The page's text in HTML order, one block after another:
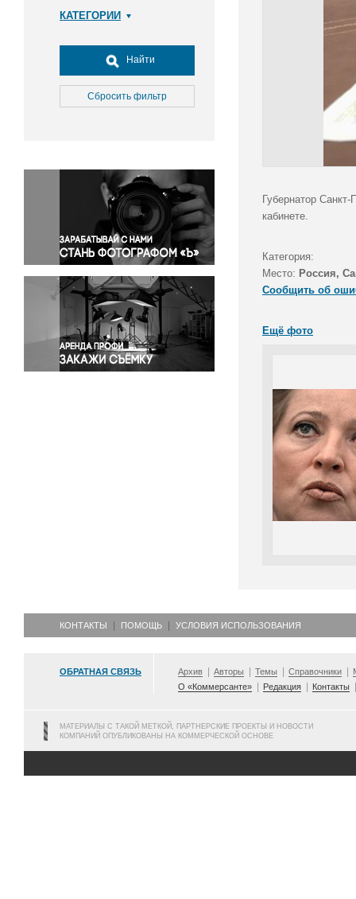
КАТЕГОРИИ
Досуг, туризм и отдых
Культура
Медицина
Окружающая среда
Политика
Правосудие
Происшествия и конфликты
Религия
Светская жизнь
Спорт
Экология
Экономика и бизнес
Найти
Сбросить фильтр
Губернатор
кабинете.
Категория:
Место: Россия,
Сообщить об
Ещё фото
КОНТАКТЫ ПОМОЩЬ УСЛОВИЯ ИСПОЛЬЗОВАНИЯ
ОБРАТНАЯ СВЯЗЬ Архив Авторы Темы Справочники
О «Коммерсанте»
Редакция Контакты
МАТЕРИАЛЫ С ТАКОЙ МЕТКОЙ, ПАРТНЕРСКИЕ ПРОЕКТЫ И НОВОСТИ
КОМПАНИЙ ОПУБЛИКОВАНЫ НА КОММЕРЧЕСКОЙ ОСНОВЕ